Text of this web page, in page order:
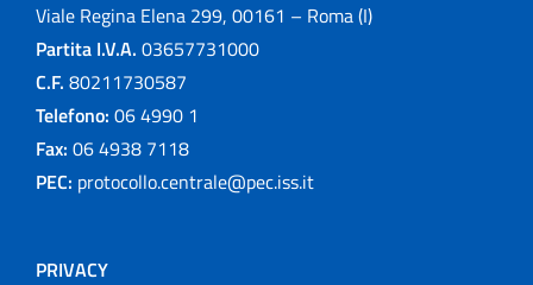
Viale Regina Elena 299, 00161 – Roma (I)
Partita I.V.A. 03657731000
C.F. 80211730587
Telefono: 06 4990 1
Fax: 06 4938 7118
PEC: protocollo.centrale@pec.iss.it
PRIVACY